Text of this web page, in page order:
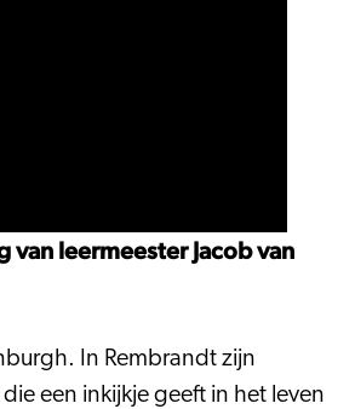
leermeester Jacob van
In Rembrandt zijn
een inkijkje geeft in het leven